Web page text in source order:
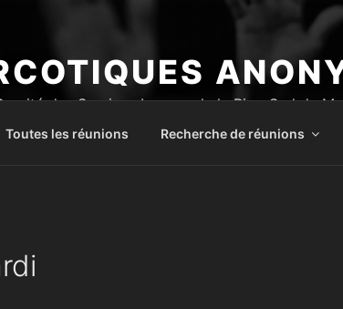
des Services Locaux de la Rive-Sud de
Toutes les réunions Recherche de réunions